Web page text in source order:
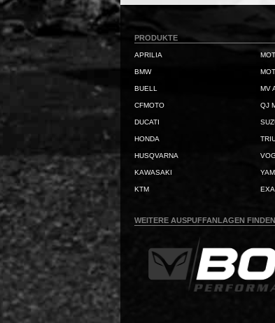
PRODUKTE
APRILIA
BMW
BUELL
CFMOTO
DUCATI
HONDA
HUSQVARNA
KAWASAKI
KTM
MV
QJ
WEITERE AUSPUFFANLAGEN